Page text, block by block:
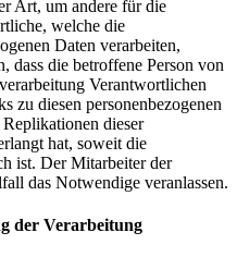
Art, um andere für die
welche die
Daten verarbeiten,
dass die betroffene Person von
Verantwortlichen
zu diesen personenbezogenen
dieser
hat, soweit die
ist. Der Mitarbeiter der
das Notwendige veranlassen.
der Verarbeitung